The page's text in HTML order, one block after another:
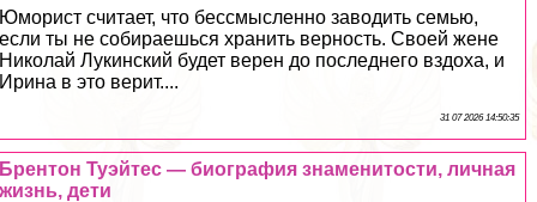
Юморист считает, что бессмысленно заводить семью,
если ты не собираешься хранить верность. Своей жене
Николай Лукинский будет верен до последнего вздоха, и
Ирина в это верит....
31 07 2026 14:50:35
Брентон Туэйтес — биография знаменитости, личная
жизнь, дети